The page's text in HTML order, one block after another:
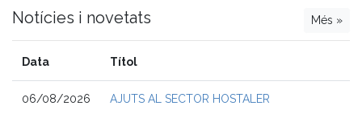
Més »
Notícies i novetats
Data Títol
06/08/2026 AJUTS AL SECTOR HOSTALER